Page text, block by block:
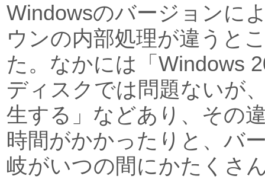
Windowsのバージョンに
ウンの内部処理が違うと
た。なかには「Windows
ディスクでは問題ないが
生する」などあり、その
時間がかかったりと、バ
岐がいつの間にかたくさ